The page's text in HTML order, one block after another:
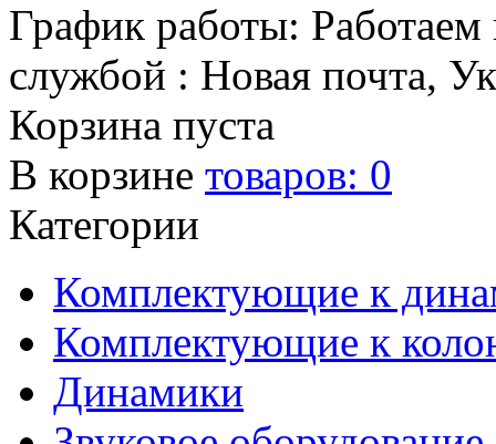
График работы: Работаем
службой : Новая почта,
Корзина пуста
В корзине товаров: 0
Категории
Комплектующие к
Комплектующие к
Динамики